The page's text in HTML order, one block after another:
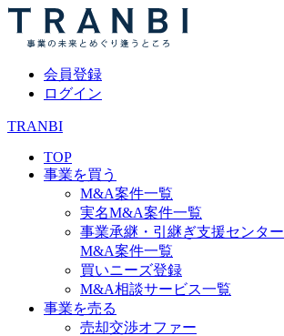
会員登録
ログイン
TRANBI
TOP
事業を買う
M&A案件一覧
実名M&A案件一覧
事業承継・引継ぎ支援センター
M&A案件一覧
買いニーズ登録
M&A相談サービス一覧
事業を売る
売却交渉オファー